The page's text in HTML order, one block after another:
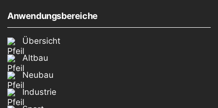
Anwendungsbereiche
Übersicht
Altbau
Neubau
Industrie